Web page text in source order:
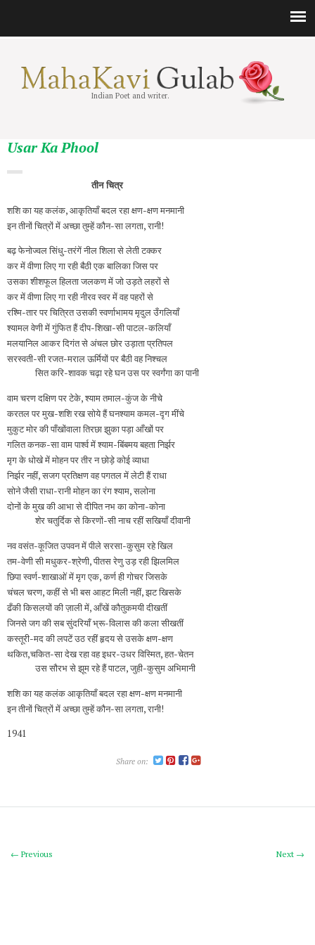
Indian Poet and writer.
Usar Ka Phool
तीन चित्र
शशि का यह कलंक, आकृतियाँ बदल रहा क्षण-क्षण मनमानी
इन तीनों चित्रों में अच्छा तुम्हें कौन-सा लगता, रानी!
बढ़ फेनोज्वल सिंधु-तरंगें नील शिला से लेती टक्कर
कर में वीणा लिए गा रही बैठी एक बालिका जिस पर
उसका शीशफूल हिलता जलकण में जो उड़ते लहरों से
कर में वीणा लिए गा रही नीरव स्वर में वह पहरों से
रश्मि-तार पर चित्रित उसकी स्वर्णाभामय मृदुल उँगलियाँ
श्यामल वेणी में गुंफित हैं दीप-शिखा-सी पाटल-कलियाँ
मलयानिल आकर दिगंत से अंचल छोर उड़ाता प्रतिपल
सरस्वती-सी रजत-मराल ऊर्मियों पर बैठी वह निश्चल
सित करि-शावक चढ़ा रहे घन उस पर स्वर्गंगा का पानी
वाम चरण दक्षिण पर टेके, श्याम तमाल-कुंज के नीचे
करतल पर मुख-शशि रख सोये हैं घनश्याम कमल-दृग मींचे
मुकुट मोर की पाँखोंवाला तिरछा झुका पड़ा आँखों पर
गलित कनक-सा वाम पार्श्व में श्याम-बिंबमय बहता निर्झर
मृग के धोखे में मोहन पर तीर न छोड़े कोई व्याधा
निर्झर नहीं, सजग प्रतिक्षण वह पगतल में लेटी हैं राधा
सोने जैसी राधा-रानी मोहन का रंग श्याम, सलोना
दोनों के मुख की आभा से दीपित नभ का कोना-कोना
शेर चतुर्दिक से किरणों-सी नाच रहीं सखियाँ दीवानी
नव वसंत-कूजित उपवन में पीले सरसा-कुसुम रहे खिल
तम-वेणी सी मधुकर-श्रेणी, पीतस रेणु उड़ रही झिलमिल
छिपा स्वर्ण-शाखाओं में मृग एक, कर्ण ही गोचर जिसके
चंचल चरण, कहीं से भी बस आहट मिली नहीं, झट खिसके
ढँकी किसलयों की ज़ाली में, आँखें कौतुकमयी दीखतीं
जिनसे जग की सब सुंदरियाँ भ्रू-विलास की कला सीखतीं
कस्तूरी-मद की लपटें उठ रहीं हृदय से उसके क्षण-क्षण
थकित,चकित-सा देख रहा वह इधर-उधर विस्मित, हत-चेतन
उस सौरभ से झूम रहे हैं पाटल, जुही-कुसुम अभिमानी
शशि का यह कलंक आकृतियाँ बदल रहा क्षण-क्षण मनमानी
इन तीनों चित्रों में अच्छा तुम्हें कौन-सा लगता, रानी!
1941
Share on:
Next →
← Previous